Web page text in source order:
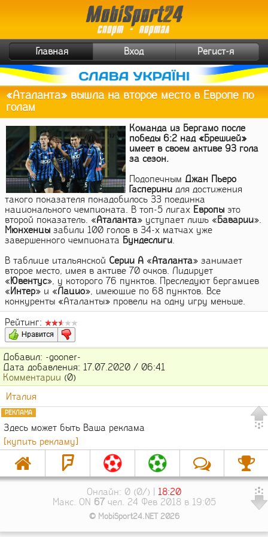
Главная Вход Регист-я
«Аталанта» вышла на второе место в Европе по
голам
Команда из Бергамо после
победы 6:2 над «Брешией»
имеет в своем активе 93 гола
за сезон.
Подопечным Джан Пьеро
Гасперини для достижения
такого показателя понадобилось 33 поединка
национального чемпионата. В топ-5 лигах Европы это
второй показатель. «Аталанта» уступает лишь «Баварии».
Мюнхенцы забили 100 голов в 34-х матчах уже
завершенного чемпионата Бундеслиги
В таблице итальянской Серии А «Аталанта» занимает
второе место, имея в активе 70 очков. Лидирует
«Ювентус», у которого 76 пунктов. Преследуют бергамцев
«Интер» и «Лацио», имеющие по 68 пунктов. Все
конкуренты «Аталанты» провели на одну игру меньше.
Рейтинг:
Добавил: -gooner-
Дата добавления: 17.07.2020 / 06:41
Комментарии (0)
Италия
РЕКЛАМА
Здесь может быть Ваша реклама
[купить рекламу]
Онлайн: 0 (0/) | 18:20
Макс. ON 67чел. 24 Фев 2018 в 19:05
© MobiSport24.NET 2026